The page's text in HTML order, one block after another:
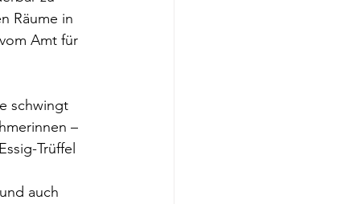
Räume in
Amt für
schwingt
–
Trüffel
auch